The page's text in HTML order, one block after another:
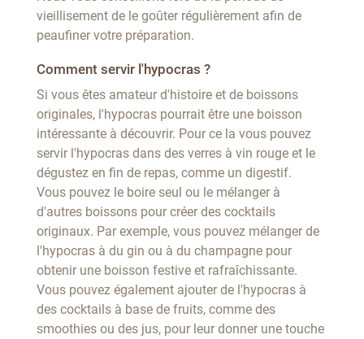
vieillisement de le goûter régulièrement afin de
peaufiner votre préparation.
Comment servir l'hypocras ?
Si vous êtes amateur d'histoire et de boissons
originales, l'hypocras pourrait être une boisson
intéressante à découvrir. Pour ce la vous pouvez
servir l'hypocras dans des verres à vin rouge et le
dégustez en fin de repas, comme un digestif.
Vous pouvez le boire seul ou le mélanger à
d'autres boissons pour créer des cocktails
originaux. Par exemple, vous pouvez mélanger de
l'hypocras à du gin ou à du champagne pour
obtenir une boisson festive et rafraîchissante.
Vous pouvez également ajouter de l'hypocras à
des cocktails à base de fruits, comme des
smoothies ou des jus, pour leur donner une touche